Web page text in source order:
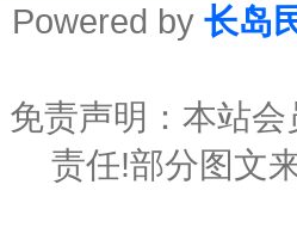
Powered by 长岛
免责声明：本站
责任!部分图文